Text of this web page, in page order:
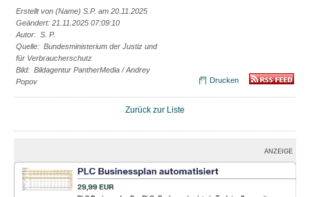
Erstellt von (Name) S.P. am 20.11.2025
Geändert: 21.11.2025 07:09:10
Autor: S. P.
Quelle: Bundesministerium der Justiz und
für Verbraucherschutz
Bild: Bildagentur PantherMedia / Andrey
Popov
Drucken
Zurück zur Liste
ANZEIGE